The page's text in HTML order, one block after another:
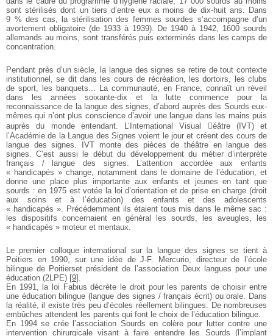
sont stérilisés dont un tiers d’entre eux a moins de dix-huit ans. Dans
9 % des cas, la stérilisation des femmes sourdes s’accompagne d’un
avortement obligatoire (de 1933 à 1939). De 1940 à 1942, 1600 sourds
allemands au moins, sont transférés puis exterminés dans les camps de
concentration.
Pendant près d’un siècle, la langue des signes se retire de tout contexte
institutionnel, se dit dans les cours de récréation, les dortoirs, les clubs
de sport, les banquets... La communauté, en France, connaît un réveil
dans les années soixante-dix et la lutte commence pour la
reconnaissance de la langue des signes, d’abord auprès des Sourds eux-
mêmes qui n’ont plus conscience d’avoir une langue dans les mains puis
auprès du monde entendant. L’International Visual éâtre (IVT) et
l’Académie de la Langue des Signes voient le jour et créent des cours de
langue des signes. IVT monte des pièces de théâtre en langue des
signes. C’est aussi le début du développement du métier d’interprète
français / langue des signes. L’attention accordée aux enfants
« handicapés » change, notamment dans le domaine de l’éducation, et
donne une place plus importante aux enfants et jeunes en tant que
sourds : en 1975 est votée la loi d’orientation et de prise en charge (droit
aux soins et à l’éducation) des enfants et des adolescents
« handicapés ». Précédemment ils étaient tous mis dans le même sac :
les dispositifs concernaient en général les sourds, les aveugles, les
« handicapés » moteur et mentaux.
Le premier colloque international sur la langue des signes se tient à
Poitiers en 1990, sur une idée de J-F. Mercurio, directeur de l’école
bilingue de Poitierset président de l’association Deux langues pour une
éducation (2LPE) [9] .
En 1991, la loi Fabius décrète le droit pour les parents de choisir entre
une éducation bilingue (langue des signes / français écrit) ou orale. Dans
la réalité, il existe très peu d’écoles réellement bilingues. De nombreuses
embûches attendent les parents qui font le choix de l’éducation bilingue.
En 1994 se crée l’association Sourds en colère pour lutter contre une
intervention chirurgicale visant à faire entendre les Sourds (l’implant